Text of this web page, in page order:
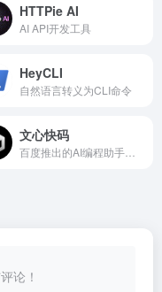
HTTPie AI
AI API开发工具
HeyCLI
自然语言转义为CLI命令
文心快码
论！